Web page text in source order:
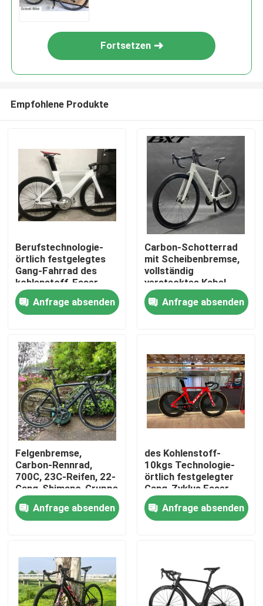
Zu Hause
Produkte
Über uns
Werksbesichtigung
Qualitätskontrolle
Kontakt mit uns
Bitte um ein Angebot
Kohlenstoff-Rennrad
Kohlenstoff-Mountainbike-Rahmen
Fortsetzen
Empfohlene Produkte
Berufstechnologie-
örtlich festgelegtes
Gang-Fahrrad des
kohlenstoff-Faser-
Bahn-Fahrrad-700C
ENVAnfrage absenden
Carbon-Schotterrad
mit Scheibenbremse,
vollständig
verstecktes Kabel,
Rennrad, 700C,
Shimano-Gruppenset
Anfrage absenden
Felgenbremse,
Carbon-Rennrad,
700C, 23C-Reifen, 22-
Gang-Shimano-Gruppe
Anfrage absenden
des Kohlenstoff-
10kgs Technologie-
örtlich festgelegter
Gang-Zyklus Faser-
Bahn-des Fahrrad-
700C ENV
Anfrage absenden